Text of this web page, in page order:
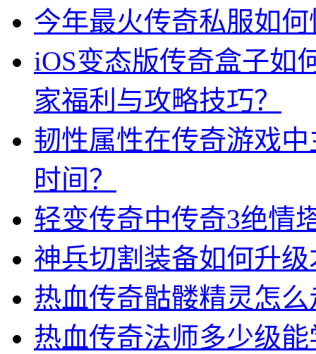
今年最火传奇私服如
iOS变态版传奇盒子如
家福利与攻略技巧？
韧性属性在传奇游戏
时间？
轻变传奇中传奇3绝情
神兵切割装备如何升
热血传奇骷髅精灵怎
热血传奇法师多少级